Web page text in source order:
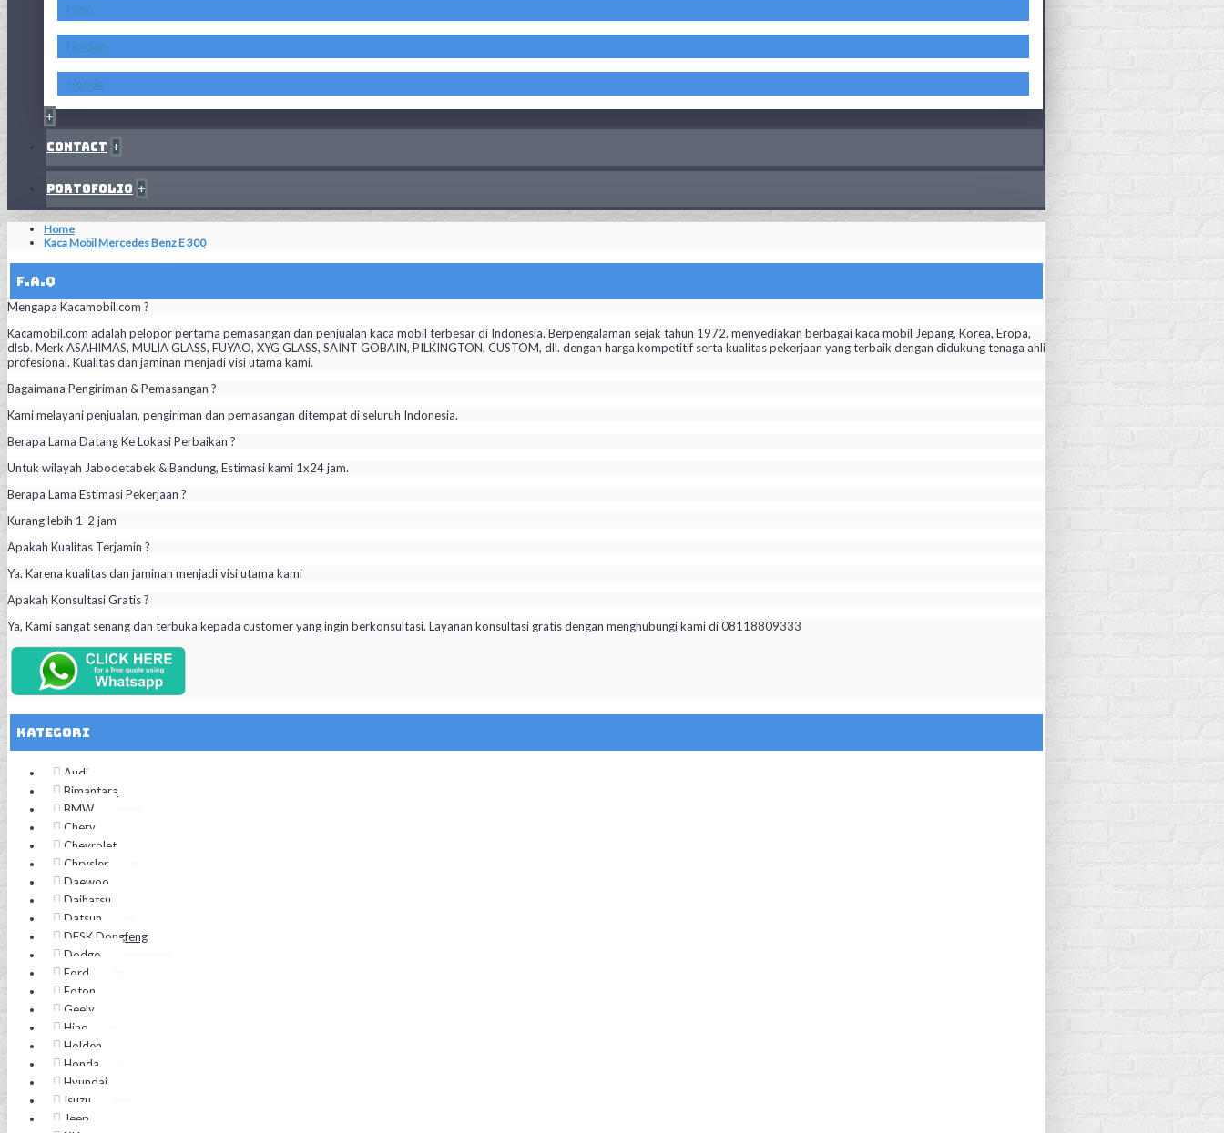
Hino
Holden
Honda
+
Contact +
Portofolio +
Home
Kaca Mobil Mercedes Benz E 300
F.A.Q
Mengapa Kacamobil.com ?
Kacamobil.com adalah pelopor pertama pemasangan dan penjualan kaca mobil terbesar di Indonesia. Berpengalaman sejak tahun 1972. menyediakan berbagai kaca mobil Jepang, Korea, Eropa,
dlsb. Merk ASAHIMAS, MULIA GLASS, FUYAO, XYG GLASS, SAINT GOBAIN, PILKINGTON, CUSTOM, dll. dengan harga kompetitif serta kualitas pekerjaan yang terbaik dengan didukung tenaga ahli
profesional. Kualitas dan jaminan menjadi visi utama kami.
Bagaimana Pengiriman & Pemasangan ?
Kami melayani penjualan, pengiriman dan pemasangan ditempat di seluruh Indonesia.
Berapa Lama Datang Ke Lokasi Perbaikan ?
Untuk wilayah Jabodetabek & Bandung, Estimasi kami 1x24 jam.
Berapa Lama Estimasi Pekerjaan ?
Kurang lebih 1-2 jam
Apakah Kualitas Terjamin ?
Ya. Karena kualitas dan jaminan menjadi visi utama kami
Apakah Konsultasi Gratis ?
Ya, Kami sangat senang dan terbuka kepada customer yang ingin berkonsultasi. Layanan konsultasi gratis dengan menghubungi kami di 08118809333
Kategori
Audi
Bimantara
BMW
Chery
Chevrolet
Chrysler
Daewoo
Daihatsu
Datsun
DFSK Dongfeng
Dodge
Ford
Foton
Geely
Hino
Holden
Honda
Hyundai
Isuzu
Jeep